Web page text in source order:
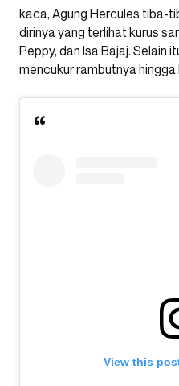
kaca, Agung Hercules tiba-
dirinya yang terlihat kurus
Peppy, dan Isa Bajaj. Selain
mencukur rambutnya
View this